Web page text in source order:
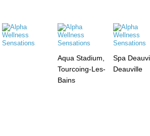
Aqua Stadium,
Tourcoing-Les-
Bains
Spa
Deauville